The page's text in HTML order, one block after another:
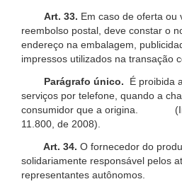
Art. 33. Em caso de oferta ou
reembolso postal, deve constar o
endereço na embalagem,
impressos utilizados na transação
Parágrafo único.
É proibida
serviços por telefone, quando a
consumidor que a origina.
11.800, de 2008).
Art. 34. O fornecedor do
solidariamente responsável pelos
representantes autônomos.